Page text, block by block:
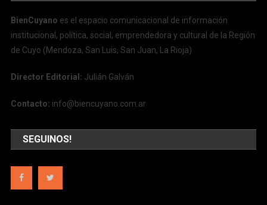
BienCuyano es el espacio comunicacional de información
institucional, política, social, emprendedora y cultural de la Región
de Cuyo (Mendoza, San Luis, San Juan, La Rioja)
Director Editorial: Julián Galván
Contacto: info@biencuyano.com.ar
SEGUINOS!